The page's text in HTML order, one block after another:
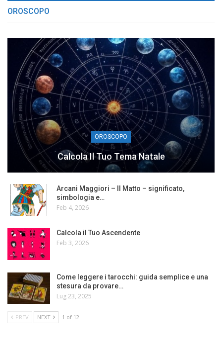
OROSCOPO
OROSCOPO
Calcola Il Tuo Tema Natale
Arcani Maggiori – Il Matto – significato,
simbologia e…
Feb 4, 2026
Calcola il Tuo Ascendente
Feb 3, 2026
Come leggere i tarocchi: guida semplice e una
stesura da provare…
Lug 23, 2025
PREV NEXT 1 of 12